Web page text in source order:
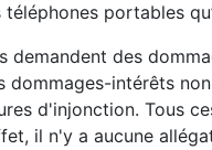
portables
demandent des
intérêts
d'injonction. Tous
il n'y a aucune